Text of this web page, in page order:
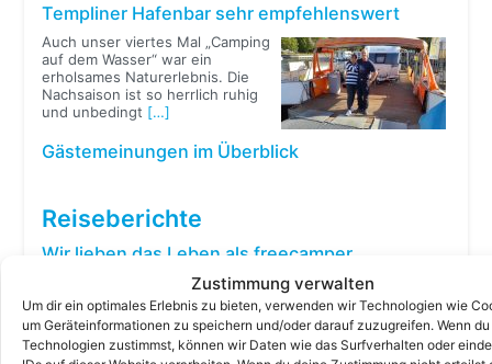
Zustimmung verwalten
Um dir ein optimales Erlebnis zu bieten, verwenden wir Technologien wie
um Geräteinformationen zu speichern und/oder darauf zuzugreifen. Wenn
Technologien zustimmst, können wir Daten wie das Surfverhalten oder
Templiner Hafenbar sehr empfehlenswert
Auch unser viertes Mal „Camping
auf dem Wasser“ war ein
erholsames Naturerlebnis. Die
Nachsaison ist so herrlich ruhig
und unbedingt […]
Gästemeinungen im Überblick
Reiseberichte
Wir lieben das Leben als freecamper
Im ersten Teil unserer
diesjährigen Reise haben wir den
historischen Finowkanal mit
seinen noch handbetriebenen
Schleusen komplett durchfahren,